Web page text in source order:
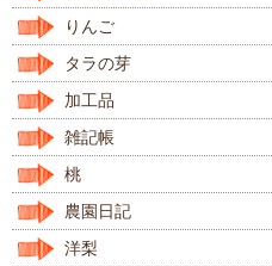
りんご
タラの芽
加工品
雑記帳
桃
農園日記
洋梨